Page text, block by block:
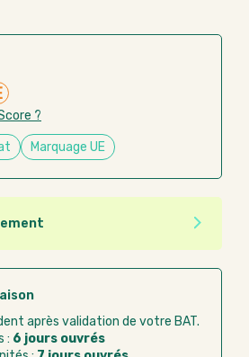
?
Marquage UE
de règlement, vous pouvez
ligne sur Good Act.
paiement sécurisé par carte
:règlement sur facture
après validation de votre BAT.
: 6 jours ouvrés